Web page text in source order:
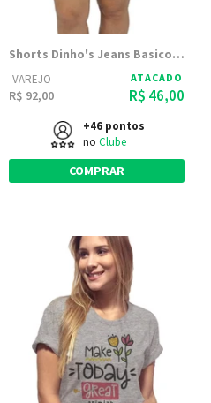
Shorts Dinho's Jeans Basico Delave
VAREJO
R$ 92,00
ATACADO
R$ 46,00
+46 pontos
no Clube
COMPRAR